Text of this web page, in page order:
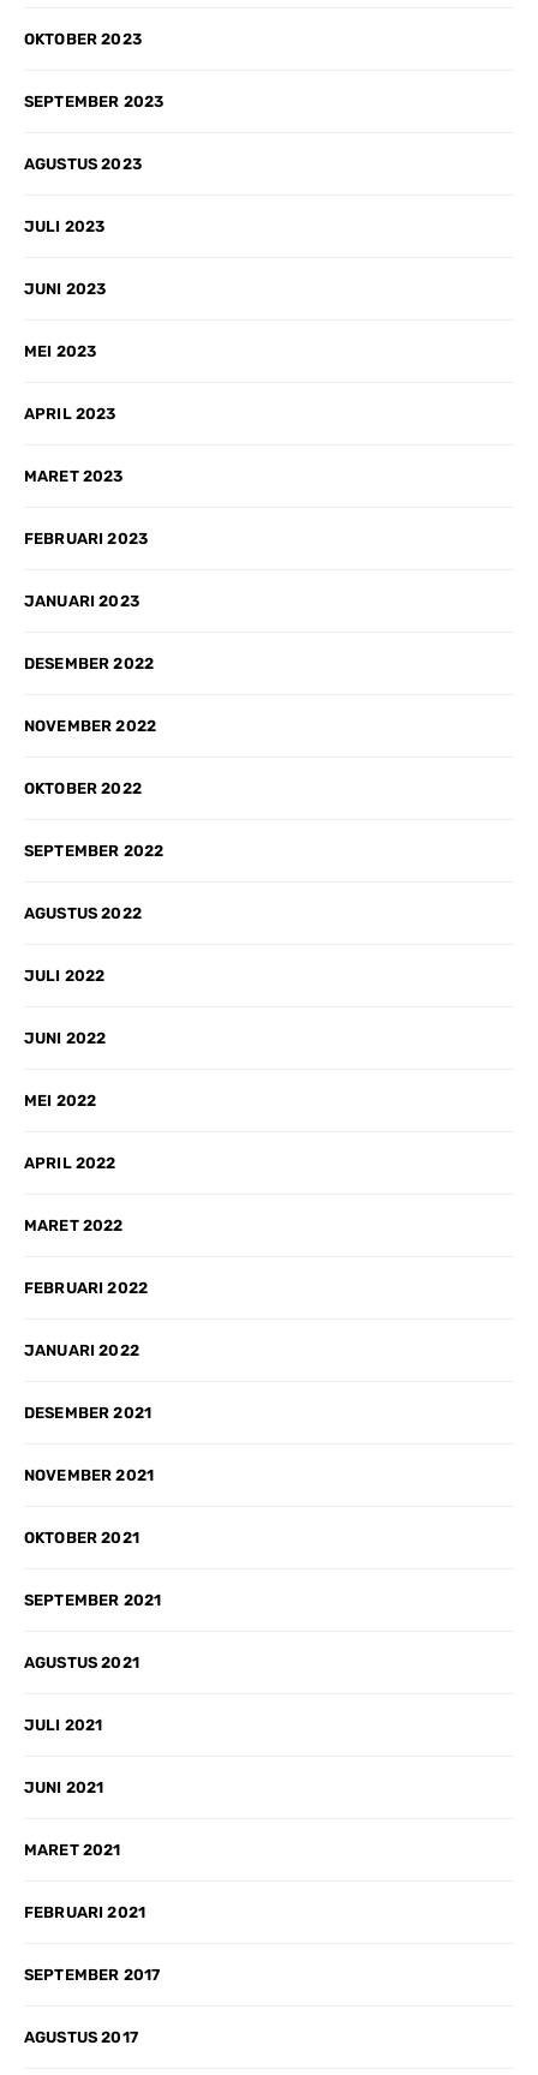
OKTOBER 2023
SEPTEMBER 2023
AGUSTUS 2023
JULI 2023
JUNI 2023
MEI 2023
APRIL 2023
MARET 2023
FEBRUARI 2023
JANUARI 2023
DESEMBER 2022
NOVEMBER 2022
OKTOBER 2022
SEPTEMBER 2022
AGUSTUS 2022
JULI 2022
JUNI 2022
MEI 2022
APRIL 2022
MARET 2022
FEBRUARI 2022
JANUARI 2022
DESEMBER 2021
NOVEMBER 2021
OKTOBER 2021
SEPTEMBER 2021
AGUSTUS 2021
JULI 2021
JUNI 2021
MARET 2021
FEBRUARI 2021
SEPTEMBER 2017
AGUSTUS 2017